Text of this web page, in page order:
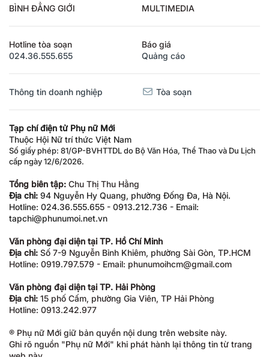
BÌNH ĐẲNG GIỚI MULTIMEDIA
Hotline tòa soạn
024.36.555.655
Báo giá
Quảng cáo
Thông tin doanh nghiệp Tòa soạn
Tạp chí điện tử Phụ nữ Mới
Thuộc Hội Nữ trí thức Việt Nam
Số giấy phép: 81/GP-BVHTTDL do Bộ Văn Hóa, Thể Thao và Du Lịch
cấp ngày 12/6/2026.
Tổng biên tập: Chu Thị Thu Hằng
Địa chỉ: 94 Nguyễn Hy Quang, phường Đống Đa, Hà Nội.
Hotline: 024.36.555.655 - 0913.212.736 - Email:
tapchi@phunumoi.net.vn
Văn phòng đại diện tại TP. Hồ Chí Minh
Địa chỉ: Số 7-9 Nguyễn Bỉnh Khiêm, phường Sài Gòn, TP.HCM
Hotline: 0919.797.579 - Email: phunumoihcm@gmail.com
Văn phòng đại diện tại TP. Hải Phòng
Địa chỉ: 15 phố Cấm, phường Gia Viên, TP Hải Phòng
Hotline: 0913.242.977
® Phụ nữ Mới giữ bản quyền nội dung trên website này.
Ghi rõ nguồn "Phụ nữ Mới" khi phát hành lại thông tin từ trang
web này.